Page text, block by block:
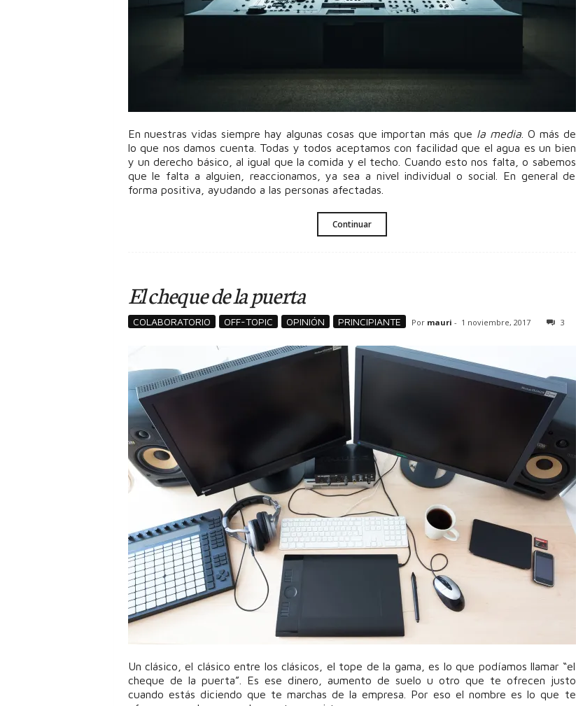
En nuestras vidas siempre hay algunas cosas que importan más que la media. O más de
lo que nos damos cuenta. Todas y todos aceptamos con facilidad que el agua es un bien
y un derecho básico, al igual que la comida y el techo. Cuando esto nos falta, o sabemos
que le falta a alguien, reaccionamos, ya sea a nivel individual o social. En general de
forma positiva, ayudando a las personas afectadas.
Continuar
El cheque de la puerta
COLABORATORIO OFF-TOPIC OPINIÓN PRINCIPIANTE Por mauri - 1 noviembre, 2017 3
Un clásico, el clásico entre los clásicos, el tope de la gama, es lo que podíamos llamar “el
cheque de la puerta”. Es ese dinero, aumento de suelo u otro que te ofrecen justo
cuando estás diciendo que te marchas de la empresa. Por eso el nombre es lo que te